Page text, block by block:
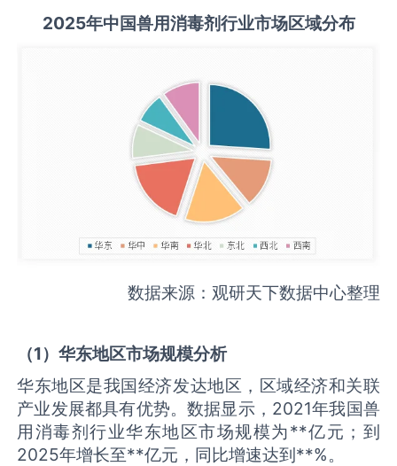
2025年中国兽用消毒剂行业市场区域分布
数据来源：观研天下数据中心整理
（1）华东地区市场规模分析
华东地区是我国经济发达地区，区域经济和关联
产业发展都具有优势。数据显示，2021年我国兽
用消毒剂行业华东地区市场规模为**亿元；到
2025年增长至**亿元，同比增速达到**%。